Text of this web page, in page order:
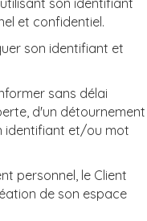
et confidentiel.
son identifiant et
sans délai
d'un détournement
identifiant et/ou mot
personnel, le Client
de son espace